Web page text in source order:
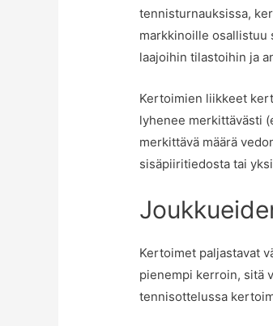
tennisturnauksissa,
markkinoille osallistuu
laajoihin tilastoihin ja
Kertoimien liikkeet
lyhenee merkittävästi
merkittävä määrä
sisäpiiritiedosta tai
Kertoimet paljastavat
pienempi kerroin, sitä
tennisottelussa